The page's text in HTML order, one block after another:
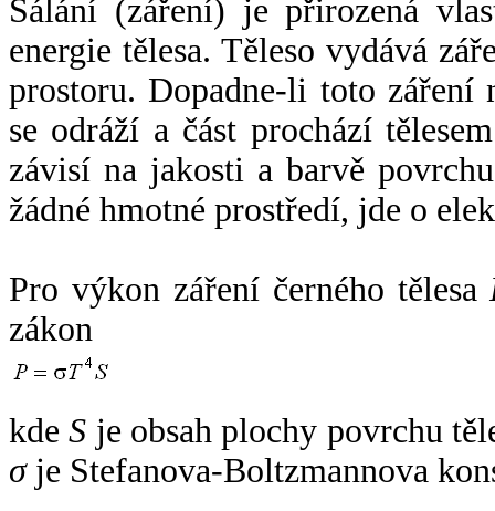
Sálání (záření) je přirozená
energie tělesa. Těleso vydává
prostoru. Dopadne-li toto záření
se odráží a část prochází
závisí na jakosti a barvě
žádné hmotné prostředí, jde o
Pro výkon záření černého tělesa
zákon
kdeS je obsah plochy povrchu
σje Stefanova-Boltzmannova